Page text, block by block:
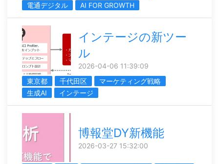
電通デジタル
AI FOR GROWTH
インテージの新ツー
ル
2026-04-06 11:39:09
東京都
千代田区
マーケティング戦略
生成AI
インテージ
博報堂DY新機能
2026-03-27 15:32:00